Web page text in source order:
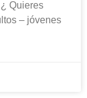
Quieres
– jóvenes